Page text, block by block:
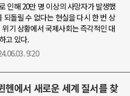
인해 20만 명 이상의 사망자가 발생했
되돌릴 수 없다는 현실을 다시 한 번 상
기 상황에서 국제사회는 즉각적인 대
고 있다.
9:20
헨에서 새로운 세계 질서를 찾